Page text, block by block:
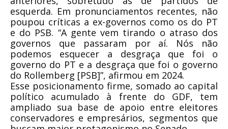
esquerda. Em pronunciamentos recentes, não
poupou críticas a ex-governos como os do PT
e do PSB. “A gente vem tirando o atraso dos
governos que passaram por aí. Nós não
podemos esquecer a desgraça que foi o
governo do PT e a desgraça que foi o governo
do Rollemberg [PSB]”, afirmou em 2024.
Esse posicionamento firme, somado ao capital
político acumulado à frente do GDF, tem
ampliado sua base de apoio entre eleitores
conservadores e empresários, segmentos que